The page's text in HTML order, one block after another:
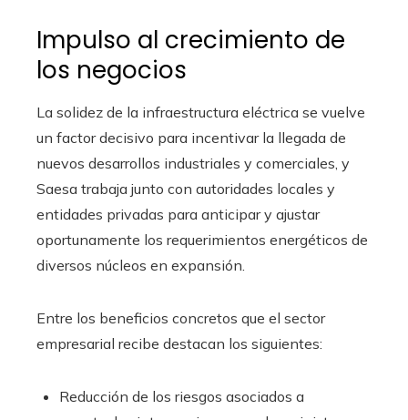
Impulso al crecimiento de
los negocios
La solidez de la infraestructura eléctrica se vuelve
un factor decisivo para incentivar la llegada de
nuevos desarrollos industriales y comerciales, y
Saesa trabaja junto con autoridades locales y
entidades privadas para anticipar y ajustar
oportunamente los requerimientos energéticos de
diversos núcleos en expansión.
Entre los beneficios concretos que el sector
empresarial recibe destacan los siguientes:
Reducción de los riesgos asociados a